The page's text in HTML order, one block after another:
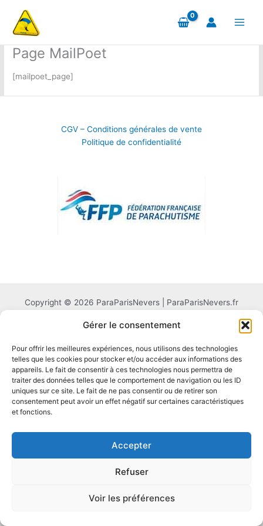
Gérer le consentement
Pour offrir les meilleures expériences, nous utilisons des technologies
telles que les cookies pour stocker et/ou accéder aux informations des
appareils. Le fait de consentir à ces technologies nous permettra de
traiter des données telles que le comportement de navigation ou les ID
uniques sur ce site. Le fait de ne pas consentir ou de retirer son
consentement peut avoir un effet négatif sur certaines caractéristiques
et fonctions.
Accepter
Refuser
Voir les préférences
contenu
Page MailPoet
[mailpoet_page]
CGV – Conditions générales de vente
Politique de confidentialité
Copyright © 2026 ParaParisNevers | ParaParisNevers.fr